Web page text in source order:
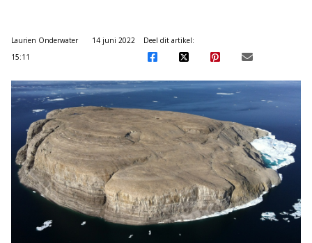
Laurien Onderwater
14 juni 2022
15:11
Deel dit artikel: